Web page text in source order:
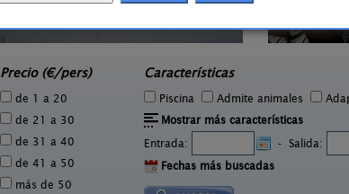
Casa Sandra
Precio (€/pers)
de 1 a 20
de 21 a 30
de 31 a 40
de 41 a 50
más de 50
Características
Piscina Admite animales
Mostrar más características
Entrada:
- Salida:
Fechas más buscadas